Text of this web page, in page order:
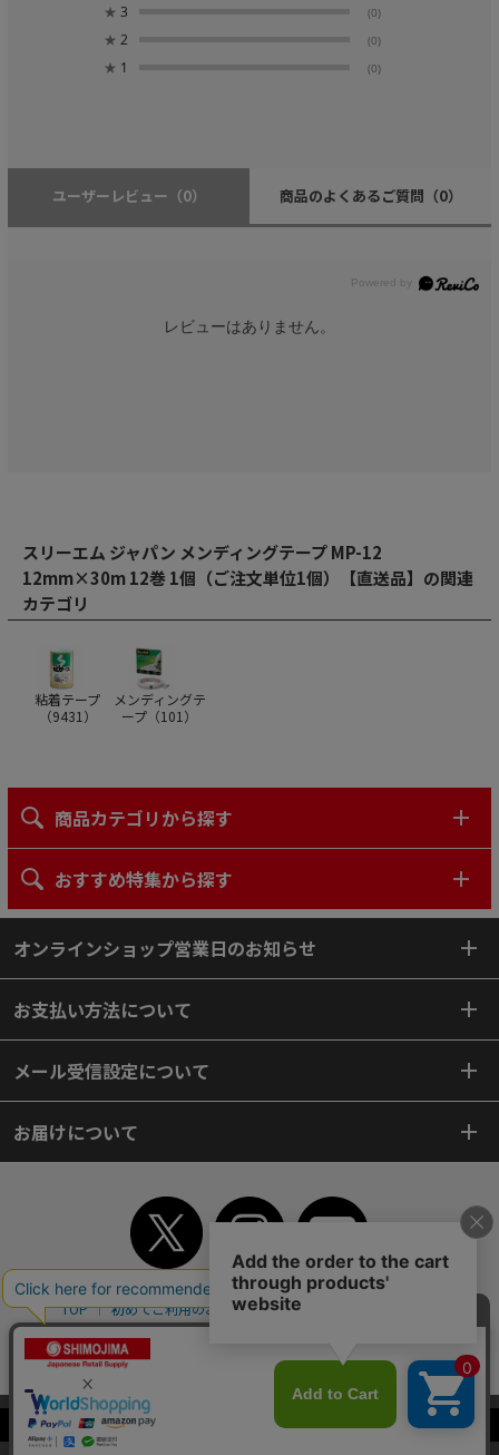
当サイトはクッキー（Cookie）を使用しています。Cookieの使用に同意いた
だける場合は「OK」をクリックしてください。
★ 3 (0)
★ 2 (0)
★ 1 (0)
ユーザーレビュー （0） 商品のよくあるご質問 （0）
レビューはありません。
スリーエム ジャパン メンディングテープ MP-12
12mm×30m 12巻 1個（ご注文単位1個）【直送品】の関連
カテゴリ
粘着テープ
（9431 ）
メンディングテ
ープ（101 ）
商品カテゴリから探す
おすすめ特集から探す
オンラインショップ営業日のお知らせ
お支払い方法について
メール受信設定について
お届けについて
TOP 初めてご利用のお客様へ ご利用案内
個人情報保護方針
よくあるご質問
WEBカタログ
Copyright© 2018 SHIMOJIMA Co.,Ltd. All Rights Reserved.